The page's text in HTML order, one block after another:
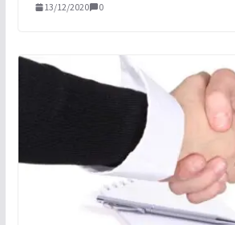
13/12/2020 0